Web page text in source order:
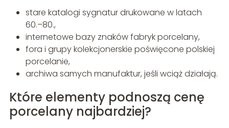
stare katalogi sygnatur drukowane w latach
60.–80.,
internetowe bazy znaków fabryk porcelany,
fora i grupy kolekcjonerskie poświęcone polskiej
porcelanie,
archiwa samych manufaktur, jeśli wciąż działają.
Które elementy podnoszą cenę
porcelany najbardziej?